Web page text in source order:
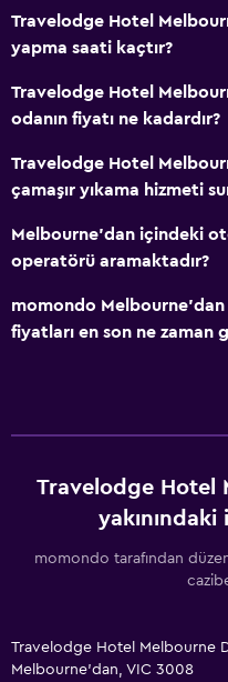
Travelodge Hotel
yapma saati kaçtır?
Travelodge Hotel
odanın fiyatı ne kadardır?
Travelodge Hotel
çamaşır yıkama hizmeti
Melbourne'dan içindeki
operatörü aramaktadır?
momondo
fiyatları en son ne zaman
Travelodge Hotel
momondo tarafından
Travelodge Hotel Melbourne
Melbourne'dan, VIC 3008